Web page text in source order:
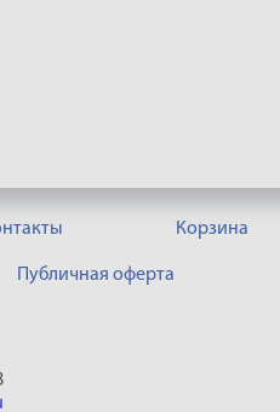
Корзина
Публичная оферта